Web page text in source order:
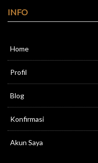
INFO
Home
Profil
Blog
Konfirmasi
Akun Saya